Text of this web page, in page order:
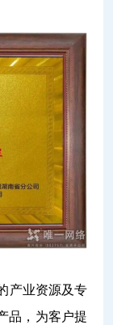
产业资源及专
品，为客户提